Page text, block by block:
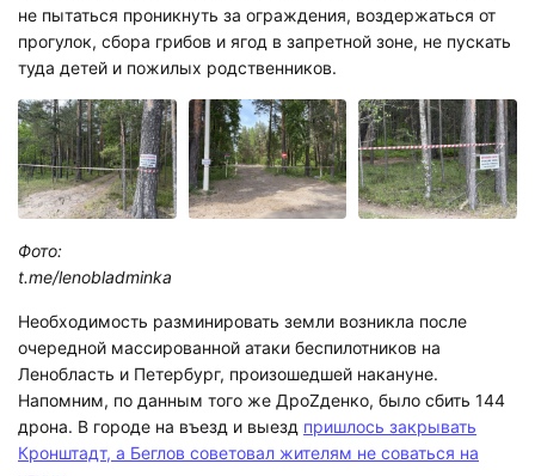
не пытаться проникнуть за ограждения, воздержаться от
прогулок, сбора грибов и ягод в запретной зоне, не пускать
туда детей и пожилых родственников.
Фото:
t.me/lenobladminka
Необходимость разминировать земли возникла после
очередной массированной атаки беспилотников на
Ленобласть и Петербург, произошедшей накануне.
Напомним, по данным того же ДроZденко, было сбить 144
дрона. В городе на въезд и выезд пришлось закрывать
Кронштадт, а Беглов советовал жителям не соваться на